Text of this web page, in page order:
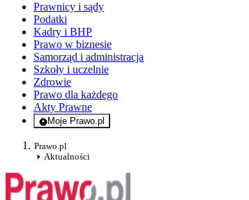
Prawnicy i sądy
Podatki
Kadry i BHP
Prawo w biznesie
Samorząd i administracja
Szkoły i uczelnie
Zdrowie
Prawo dla każdego
Akty Prawne
Moje Prawo.pl
- rejestracja i logowanie do serwisu
Prawo.pl
Aktualności